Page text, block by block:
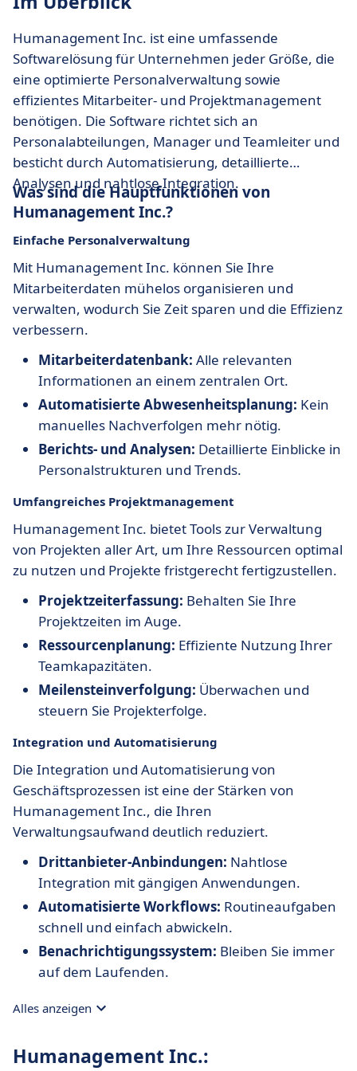
Humanagement Inc. ist eine umfassende
Softwarelösung für Unternehmen jeder Größe, die
eine optimierte Personalverwaltung sowie
effizientes Mitarbeiter- und Projektmanagement
benötigen. Die Software richtet sich an
Personalabteilungen, Manager und Teamleiter und
besticht durch Automatisierung, detaillierte
Analysen und nahtlose Integration.
Was sind die Hauptfunktionen von
Humanagement Inc.?
Einfache Personalverwaltung
Mit Humanagement Inc. können Sie Ihre
Mitarbeiterdaten mühelos organisieren und
verwalten, wodurch Sie Zeit sparen und die Effizienz
verbessern.
Mitarbeiterdatenbank: Alle relevanten
Informationen an einem zentralen Ort.
Automatisierte Abwesenheitsplanung: Kein
manuelles Nachverfolgen mehr nötig.
Berichts- und Analysen: Detaillierte Einblicke in
Personalstrukturen und Trends.
Umfangreiches Projektmanagement
Humanagement Inc. bietet Tools zur Verwaltung
von Projekten aller Art, um Ihre Ressourcen optimal
zu nutzen und Projekte fristgerecht fertigzustellen.
Projektzeiterfassung: Behalten Sie Ihre
Projektzeiten im Auge.
Ressourcenplanung: Effiziente Nutzung Ihrer
Teamkapazitäten.
Meilensteinverfolgung: Überwachen und
steuern Sie Projekterfolge.
Integration und Automatisierung
Die Integration und Automatisierung von
Geschäftsprozessen ist eine der Stärken von
Humanagement Inc., die Ihren
Verwaltungsaufwand deutlich reduziert.
Drittanbieter-Anbindungen: Nahtlose
Integration mit gängigen Anwendungen.
Automatisierte Workflows: Routineaufgaben
schnell und einfach abwickeln.
Benachrichtigungssystem: Bleiben Sie immer
auf dem Laufenden.
Alles anzeigen
Humanagement Inc.: